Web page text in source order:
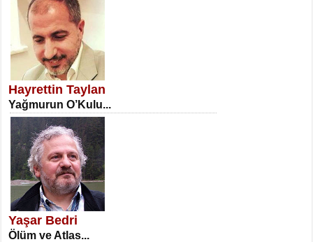
SATILMIŞ ÜMİT ÇETİNKAYA
Erkenlik...
NECLA DİLEK ARSLAN
Öğretmenler Günü Mahkemesi...
Hayrettin Taylan
Yağmurun O’Kulu...
Yaşar Bedri
Ölüm ve Atlas...